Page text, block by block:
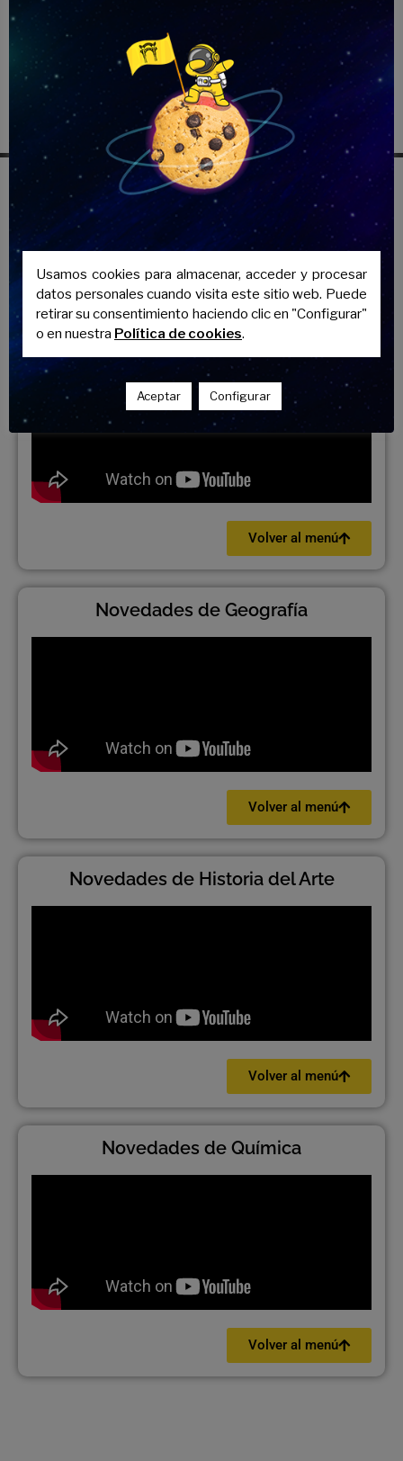
FASE DE ADMISIÓN
Novedades de Biología
Volver al menú
Novedades de Geografía
Volver al menú
Novedades de Historia del Arte
Volver al menú
Novedades de Química
Volver al menú
Usamos cookies para almacenar, acceder y procesar
datos personales cuando visita este sitio web. Puede
retirar su consentimiento haciendo clic en "Configurar"
o en nuestra Política de cookies.
Aceptar Configurar